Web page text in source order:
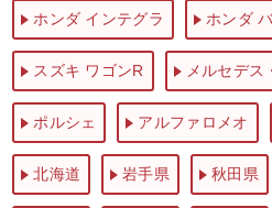
ホンダ インテグラ ホンダ
スズキ ワゴンR メルセデス
ポルシェ アルファロメオ
北海道 岩手県 秋田県